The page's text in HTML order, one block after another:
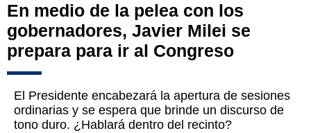
En medio de la pelea con los
gobernadores, Javier Milei se
prepara para ir al Congreso
El Presidente encabezará la apertura de sesiones
ordinarias y se espera que brinde un discurso de
tono duro. ¿Hablará dentro del recinto?